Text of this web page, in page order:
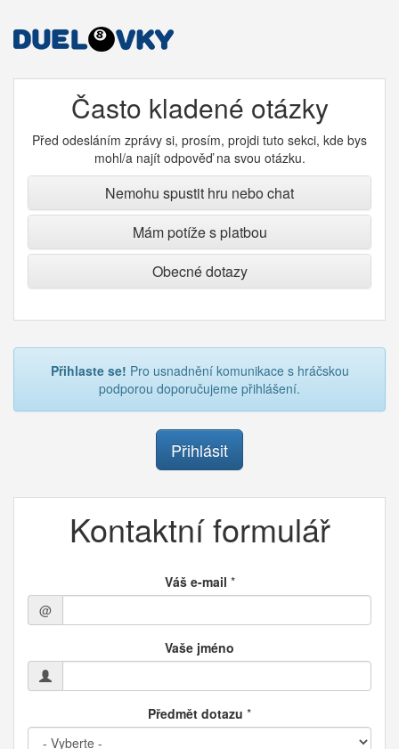
Často kladené otázky
Před odesláním zprávy si, prosím, projdi tuto sekci, kde bys
mohl/a najít odpověď na svou otázku.
Nemohu spustit hru nebo chat
Mám potíže s platbou
Obecné dotazy
Přihlaste se! Pro usnadnění komunikace s hráčskou
podporou doporučujeme přihlášení.
Přihlásit
Kontaktní formulář
Váš e-mail *
@
Vaše jméno
Předmět dotazu *